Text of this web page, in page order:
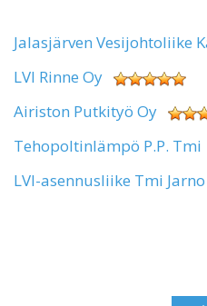
Jalasjärven Vesijohtoliike
LVI Rinne Oy
Airiston Putkityö Oy
Tehopoltinlämpö P.P. Tmi
LVI-asennusliike Tmi